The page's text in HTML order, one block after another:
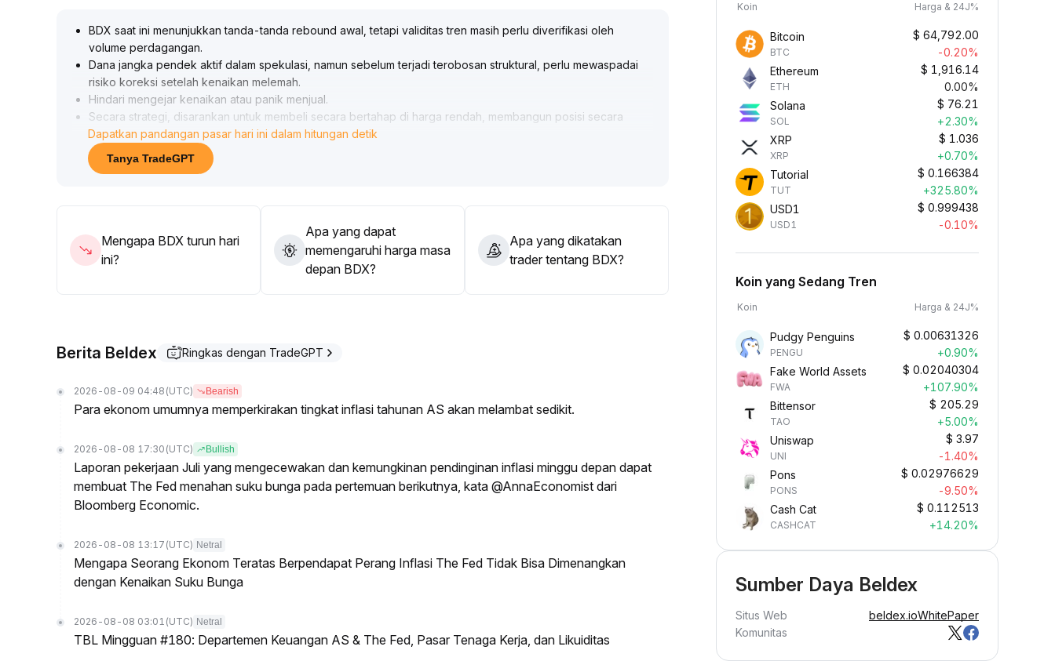
BDX saat ini menunjukkan tanda-tanda rebound awal, tetapi validitas tren masih perlu diverifikasi oleh
volume perdagangan.
Dana jangka pendek aktif dalam spekulasi, namun sebelum terjadi terobosan struktural, perlu mewaspadai
risiko koreksi setelah kenaikan melemah.
Hindari mengejar kenaikan atau panik menjual.
Secara strategi, disarankan untuk membeli secara bertahap di harga rendah, membangun posisi secara
bertahap, menempatkan stop loss secara ketat di bawah level teknis utama, dan dengan sabar menunggu
konfirmasi breakout dengan volume sebelum menambah posisi
Dapatkan pandangan pasar hari ini dalam hitungan detik
Tanya TradeGPT
Mengapa BDX turun hari
ini?
Apa yang dapat
memengaruhi harga masa
depan BDX?
Apa yang dikatakan
trader tentang BDX?
Berita Beldex Ringkas dengan TradeGPT
2026-08-09 04:48 (UTC) Bearish
Para ekonom umumnya memperkirakan tingkat inflasi tahunan AS akan melambat sedikit.
2026-08-08 17:30 (UTC) Bullish
Laporan pekerjaan Juli yang mengecewakan dan kemungkinan pendinginan inflasi minggu depan dapat
membuat The Fed menahan suku bunga pada pertemuan berikutnya, kata @AnnaEconomist dari
Bloomberg Economic.
2026-08-08 13:17 (UTC) Netral
Mengapa Seorang Ekonom Teratas Berpendapat Perang Inflasi The Fed Tidak Bisa Dimenangkan
dengan Kenaikan Suku Bunga
2026-08-08 03:01 (UTC) Netral
TBL Mingguan #180: Departemen Keuangan AS & The Fed, Pasar Tenaga Kerja, dan Likuiditas
Koin Harga & 24J%
Bitcoin
BTC
$ 64,792.00
-0.20%
Ethereum
ETH
$ 1,916.14
0.00%
Solana
SOL
$ 76.21
+2.30%
XRP
XRP
$ 1.036
+0.70%
Tutorial
TUT
$ 0.166384
+325.80%
USD1
USD1
$ 0.999438
-0.10%
Koin yang Sedang Tren
Koin Harga & 24J%
Pudgy Penguins
PENGU
$ 0.00631326
+0.90%
Fake World Assets
FWA
$ 0.02040304
+107.90%
Bittensor
TAO
$ 205.29
+5.00%
Uniswap
UNI
$ 3.97
-1.40%
Pons
PONS
$ 0.02976629
-9.50%
Cash Cat
CASHCAT
$ 0.112513
+14.20%
Sumber Daya Beldex
Situs Web beldex.ioWhitePaper
Komunitas